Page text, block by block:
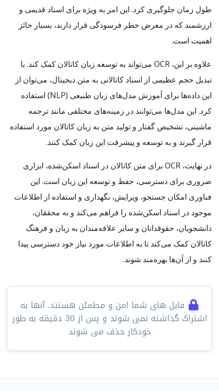
طول زمان جلوگیری کرد. این امر به ویژه برای اسناد قدیمی و
ارزشمند که در معرض خطر فرسودگی قرار دارند، بسیار حائز
اهمیت است.
علاوه بر این، OCR می‌تواند به توسعه زبان کاتالان کمک کند. با
تبدیل حجم عظیمی از اسناد کاتالانی به متن دیجیتال، می‌توان از
این داده‌ها برای آموزش مدل‌های زبان طبیعی (NLP) استفاده
کرد. این مدل‌ها می‌توانند در زمینه‌های مختلفی مانند ترجمه
ماشینی، تشخیص گفتار و تولید متن به زبان کاتالان مورد استفاده
قرار گیرند و به توسعه و پیشرفت این زبان کمک کنند.
در نهایت، OCR برای متن کاتالان در اسناد اسکن‌شده، ابزاری
ضروری برای دسترسی، حفظ و توسعه این زبان است. این
فناوری امکان جستجو، ویرایش، نگهداری و استفاده از اطلاعات
موجود در اسناد اسکن‌شده را فراهم می‌کند و به محققان،
دانشجویان، حقوقدانان و سایر علاقه‌مندان به زبان و فرهنگ
کاتالان کمک می‌کند تا به اطلاعات مورد نیاز خود دسترسی پیدا
کنند و از آن‌ها بهره‌مند شوند.
فایل های شما امن و مطمئن هستند. آنها به
اشتراک گذاشته نمی شوند و پس از 30 دقیقه به طور
خودکار حذف می شوند